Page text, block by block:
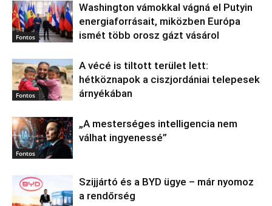
Fontos
Washington vámokkal vágná el Putyin
energiaforrásait, miközben Európa
ismét több orosz gázt vásárol
Fontos
A vécé is tiltott terület lett:
hétköznapok a ciszjordániai telepesek
árnyékában
Fontos
„A mesterséges intelligencia nem
válhat ingyenessé”
Szijjártó és a BYD ügye – már nyomoz
a rendőrség